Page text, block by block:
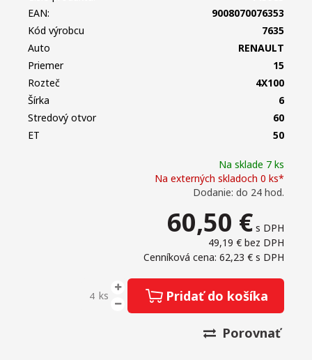
Na sklade 7 ks
Na externých skladoch 0 ks*
Dodanie: do 24 hod.
60,50 € s DPH
49,19 € bez DPH
Cenníková cena: 62,23 € s DPH
ks Pridať do košíka
Porovnať
EAN:
9008070076353
Kód výrobcu
7635
Auto
RENAULT
Priemer
15
Rozteč
4X100
Šírka
6
Stredový otvor
60
ET
50